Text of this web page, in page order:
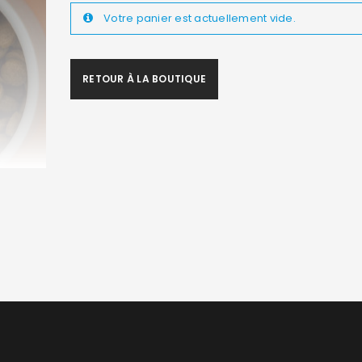
Votre panier est actuellement vide.
RETOUR À LA BOUTIQUE